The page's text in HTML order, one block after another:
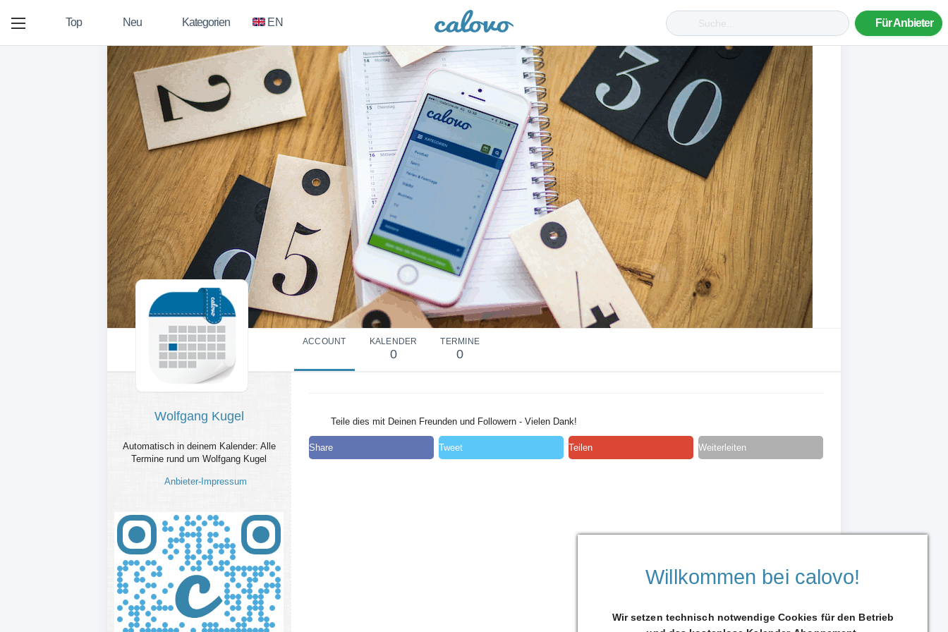
Top Neu Kategorien EN Für Anbieter
ACCOUNT KALENDER
0
TERMINE
0
Wolfgang Kugel
Automatisch in deinem Kalender: Alle
Termine rund um Wolfgang Kugel
Anbieter-Impressum
Teile dies mit Deinen Freunden und Followern - Vielen Dank!
Share Tweet Teilen Weiterleiten
Willkommen bei calovo!
Wir setzen technisch notwendige Cookies für den Betrieb